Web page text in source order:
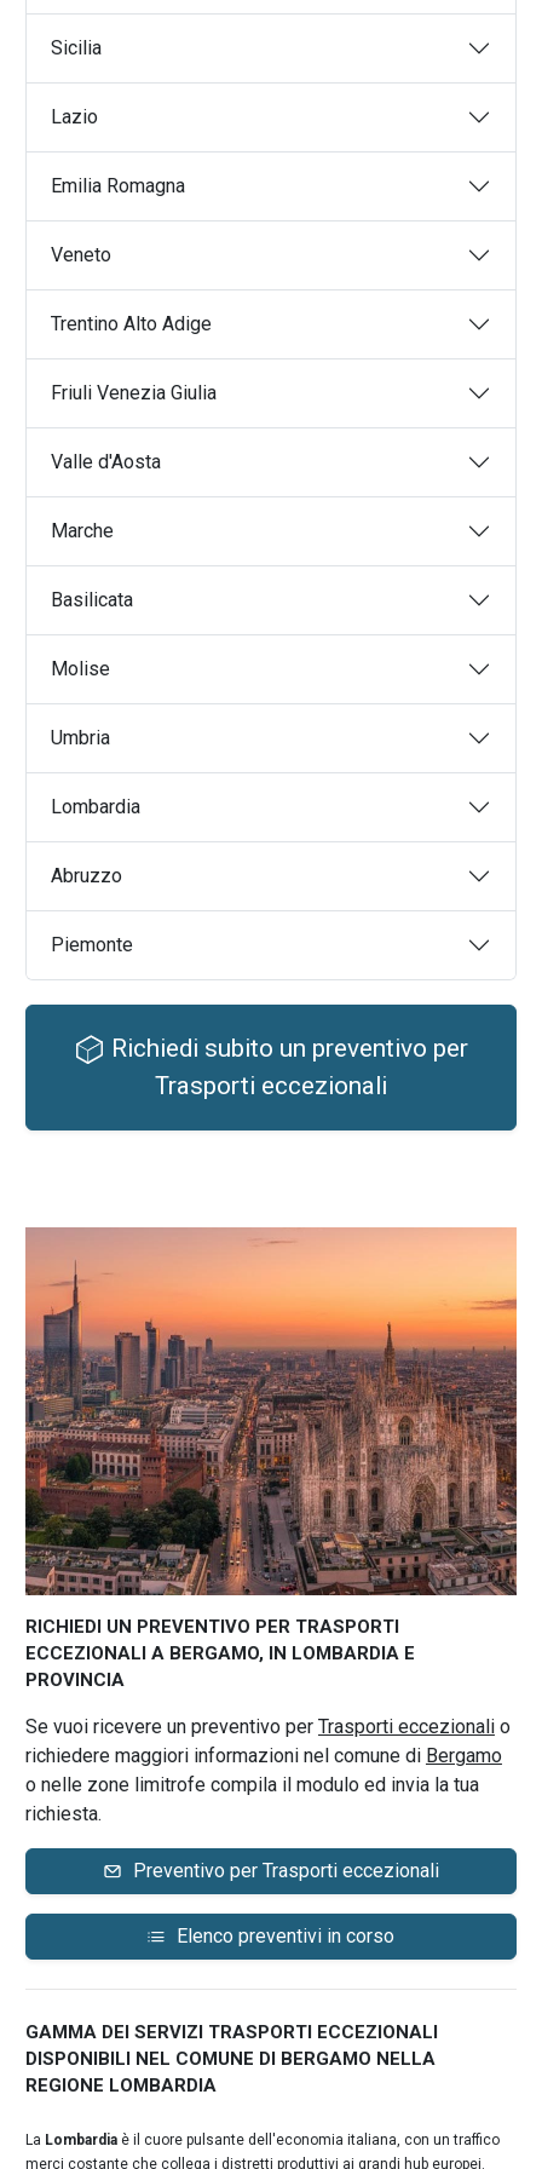
Sollevamenti eccezionali
Logistica integrata
Trasporti ADR
Logistica merci
Logistica hi tech
Logistica fresco refrigerato
Gardone Riviera
Sicilia
Lazio
Emilia Romagna
Veneto
Trentino Alto Adige
Friuli Venezia Giulia
Valle d'Aosta
Marche
Basilicata
Molise
Umbria
Lombardia
Abruzzo
Piemonte
Richiedi subito un preventivo per
Trasporti eccezionali
RICHIEDI UN PREVENTIVO PER TRASPORTI
ECCEZIONALI A BERGAMO, IN LOMBARDIA E
PROVINCIA
Se vuoi ricevere un preventivo per Trasporti eccezionalio
richiedere maggiori informazioni nel comune di Bergamo
o nelle zone limitrofe compila il modulo ed invia la tua
richiesta.
Preventivo per Trasporti eccezionali
Elenco preventivi in corso
GAMMA DEI SERVIZI TRASPORTI ECCEZIONALI
DISPONIBILI NEL COMUNE DI BERGAMO NELLA
REGIONE LOMBARDIA
La Lombardiaè il cuore pulsante dell'economia italiana, con un traffico
merci costante che collega i distretti produttivi ai grandi hub europei.